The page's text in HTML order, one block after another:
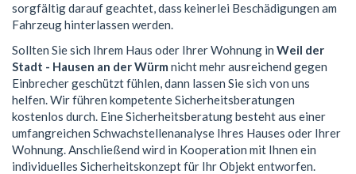
sorgfältig darauf geachtet, dass keinerlei Beschädigungen am
Fahrzeug hinterlassen werden.
Sollten Sie sich Ihrem Haus oder Ihrer Wohnung in Weil der
Stadt - Hausen an der Würm nicht mehr ausreichend gegen
Einbrecher geschützt fühlen, dann lassen Sie sich von uns
helfen. Wir führen kompetente Sicherheitsberatungen
kostenlos durch. Eine Sicherheitsberatung besteht aus einer
umfangreichen Schwachstellenanalyse Ihres Hauses oder Ihrer
Wohnung. Anschließend wird in Kooperation mit Ihnen ein
individuelles Sicherheitskonzept für Ihr Objekt entworfen.